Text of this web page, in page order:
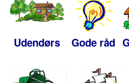
Udendørs Gode råd